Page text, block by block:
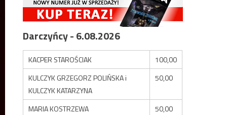
Darczyńcy - 6.08.2026
KACPER STAROŚCIAK
100,00
KULCZYK GRZEGORZ POLIŃSKA i
KULCZYK KATARZYNA
50,00
MARIA KOSTRZEWA
50,00